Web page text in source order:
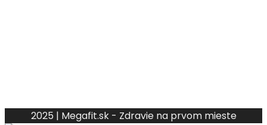
2025 | Megafit.sk - Zdravie na prvom mieste